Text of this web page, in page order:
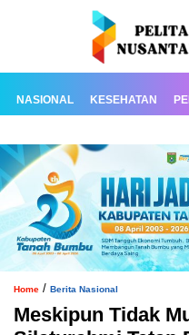
NASIONAL KESEHATAN
Home / Berita Nasional
Meskipun Tidak